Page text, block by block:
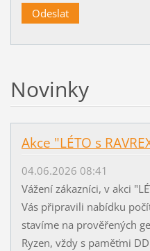
Novinky
Akce "LÉTO s
04.06.2026 08:41
Vážení zákazníci, v akci
Vás připravili nabídku
stavíme na prověřených
Ryzen, vždy s paměťmi